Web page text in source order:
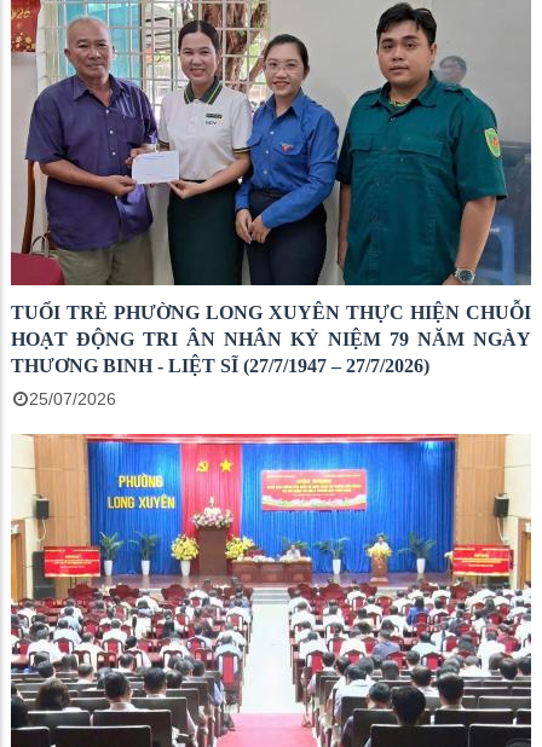
TUỔI TRẺ PHƯỜNG LONG XUYÊN THỰC HIỆN CHUỖI
HOẠT ĐỘNG TRI ÂN NHÂN KỶ NIỆM 79 NĂM NGÀY
THƯƠNG BINH - LIỆT SĨ (27/7/1947 – 27/7/2026)
25/07/2026